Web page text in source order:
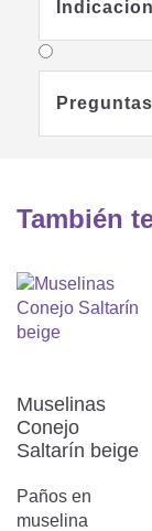
No
También
Muselinas
Conejo
Saltarín beige
Paños en
muselina